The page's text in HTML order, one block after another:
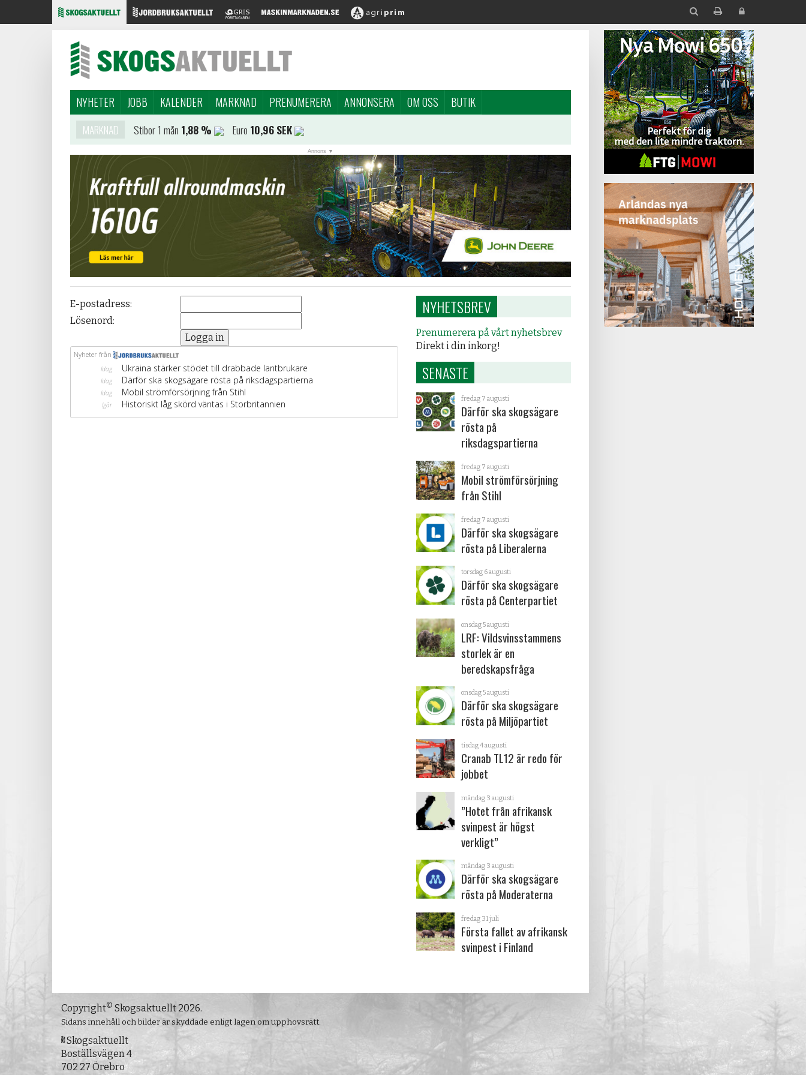
NYHETER JOBB KALENDER MARKNAD PRENUMERERA ANNONSERA OM OSS
BUTIK
MARKNAD
Stibor 1 mån 1,88 % Euro 10,96 SEK
E-postadress:
Lösenord:
NYHETSBREV
Prenumerera på vårt nyhetsbrev
Direkt i din inkorg!
SENASTE
fredag 7 augusti
Därför ska skogsägare
rösta på
riksdagspartierna
fredag 7 augusti
Mobil strömförsörjning
från Stihl
fredag 7 augusti
Därför ska skogsägare
rösta på Liberalerna
torsdag 6 augusti
Därför ska skogsägare
rösta på Centerpartiet
onsdag 5 augusti
LRF: Vildsvinsstammens
storlek är en
beredskapsfråga
onsdag 5 augusti
Därför ska skogsägare
rösta på Miljöpartiet
tisdag 4 augusti
Cranab TL12 är redo för
jobbet
måndag 3 augusti
”Hotet från afrikansk
svinpest är högst
verkligt”
måndag 3 augusti
Därför ska skogsägare
rösta på Moderaterna
fredag 31 juli
Första fallet av afrikansk
svinpest i Finland
Copyright© Skogsaktuellt 2026.
Sidans innehåll och bilder är skyddade enligt lagen om upphovsrätt.
Skogsaktuellt
Boställsvägen 4
702 27 Örebro